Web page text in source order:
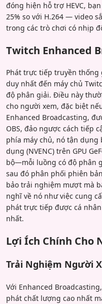
đóng hiện hỗ trợ HEVC,
25% so với H.264 — video
trong các trò chơi có nhịp
Twitch Enhanced
Phát trực tiếp truyền thống
duy nhất đến máy chủ
độ phân giải. Điều này
cho người xem, đặc biệt
Enhanced Broadcasting,
OBS, đảo ngược cách tiếp
phía máy chủ, nó tận dụng
dụng (NVENC) trên GPU
bộ—mỗi luồng có độ phân
sau đó phân phối phiên
bảo trải nghiệm mượt mà
nghĩ về nó như việc cung
phát trực tiếp được cá
nhất.
Lợi Ích Chính Cho
Trải Nghiệm Người
Với Enhanced
phát chất lượng cao nhất